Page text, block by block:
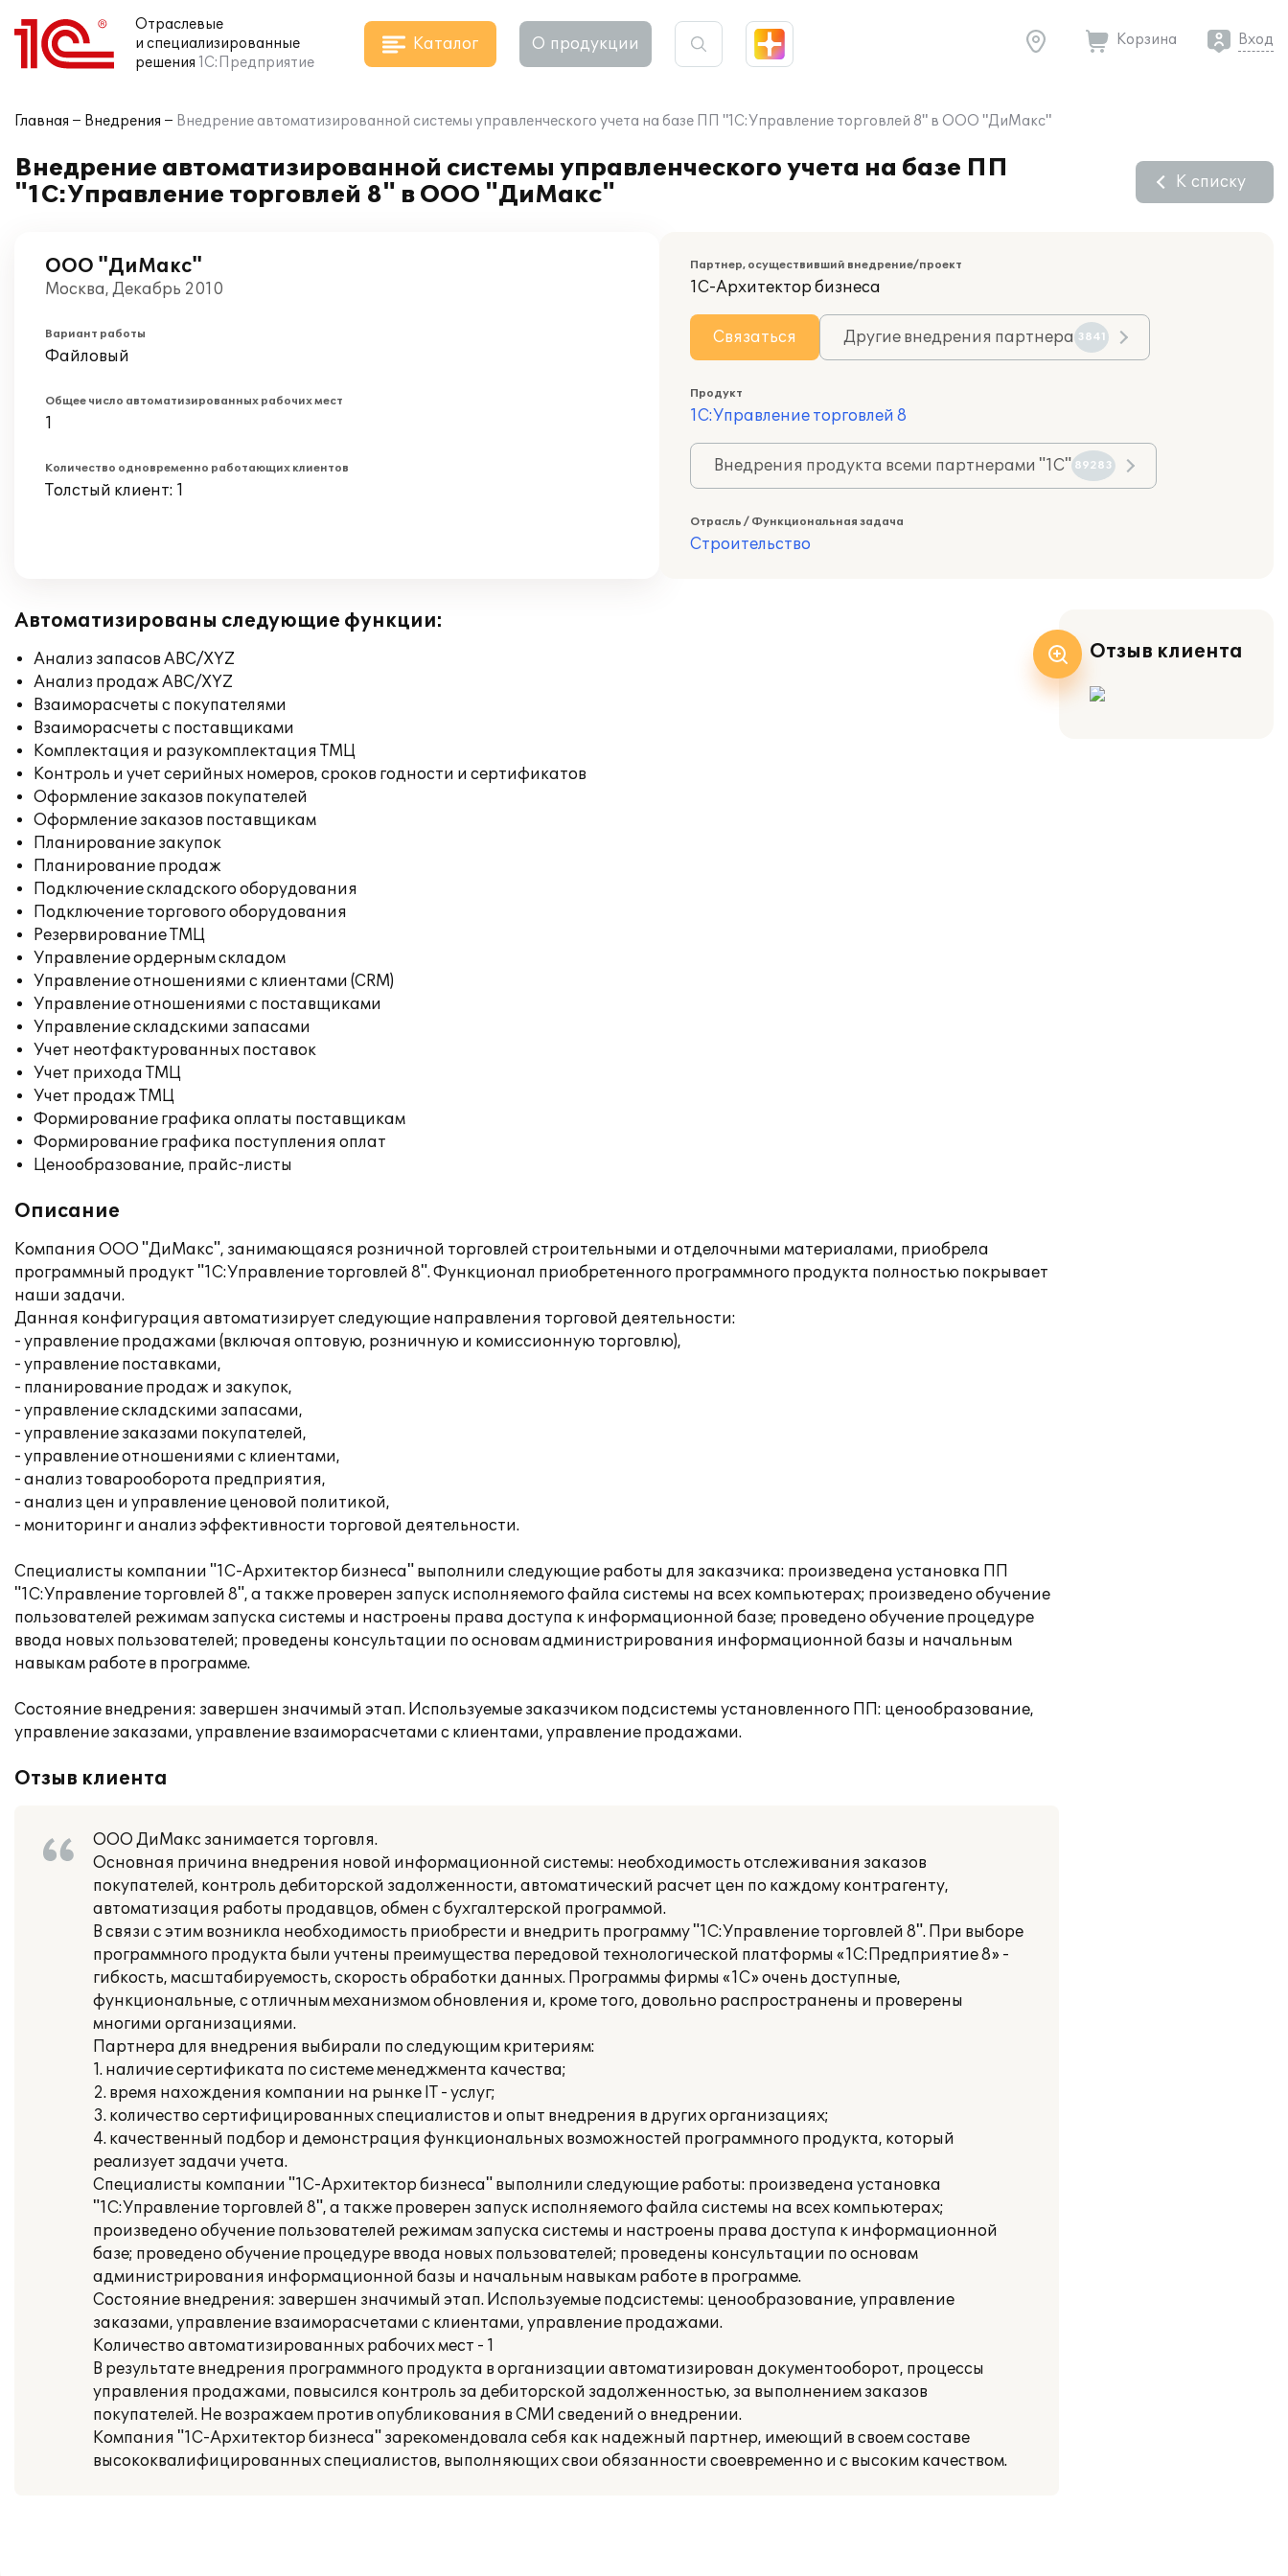
Отраслевые
и специализированные
решения 1С:Предприятие
Каталог О продукции Корзина Вход
Главная Внедрения Внедрение автоматизированной системы управленческого учета на базе ПП "1С:Управление торговлей 8" в ООО "ДиМакс"
Внедрение автоматизированной системы управленческого учета на базе ПП
"1С:Управление торговлей 8" в ООО "ДиМакс"
К списку
ООО "ДиМакс"
Москва, Декабрь 2010
Вариант работы
Файловый
Общее число автоматизированных рабочих мест
1
Количество одновременно работающих клиентов
Толстый клиент: 1
Партнер, осуществивший внедрение/проект
1С-Архитектор бизнеса
Связаться Другие внедрения партнера 3841
Продукт
1С:Управление торговлей 8
Внедрения продукта всеми партнерами "1С" 89283
Отрасль / Функциональная задача
Строительство
Автоматизированы следующие функции:
Анализ запасов ABC/XYZ
Анализ продаж ABC/XYZ
Взаиморасчеты с покупателями
Взаиморасчеты с поставщиками
Комплектация и разукомплектация ТМЦ
Контроль и учет серийных номеров, сроков годности и сертификатов
Оформление заказов покупателей
Оформление заказов поставщикам
Планирование закупок
Планирование продаж
Подключение складского оборудования
Подключение торгового оборудования
Резервирование ТМЦ
Управление ордерным складом
Управление отношениями с клиентами (CRM)
Управление отношениями с поставщиками
Управление складскими запасами
Учет неотфактурованных поставок
Учет прихода ТМЦ
Учет продаж ТМЦ
Формирование графика оплаты поставщикам
Формирование графика поступления оплат
Ценообразование, прайс-листы
Описание
Компания ООО "ДиМакс", занимающаяся розничной торговлей строительными и отделочными материалами, приобрела
программный продукт "1С:Управление торговлей 8". Функционал приобретенного программного продукта полностью покрывает
наши задачи.
Данная конфигурация автоматизирует следующие направления торговой деятельности:
- управление продажами (включая оптовую, розничную и комиссионную торговлю),
- управление поставками,
- планирование продаж и закупок,
- управление складскими запасами,
- управление заказами покупателей,
- управление отношениями с клиентами,
- анализ товарооборота предприятия,
- анализ цен и управление ценовой политикой,
- мониторинг и анализ эффективности торговой деятельности.
Специалисты компании "1С-Архитектор бизнеса" выполнили следующие работы для заказчика: произведена установка ПП
"1С:Управление торговлей 8", а также проверен запуск исполняемого файла системы на всех компьютерах; произведено обучение
пользователей режимам запуска системы и настроены права доступа к информационной базе; проведено обучение процедуре
ввода новых пользователей; проведены консультации по основам администрирования информационной базы и начальным
навыкам работе в программе.
Состояние внедрения: завершен значимый этап. Используемые заказчиком подсистемы установленного ПП: ценообразование,
управление заказами, управление взаиморасчетами с клиентами, управление продажами.
Отзыв клиента
ООО ДиМакс занимается торговля.
Основная причина внедрения новой информационной системы: необходимость отслеживания заказов
покупателей, контроль дебиторской задолженности, автоматический расчет цен по каждому контрагенту,
автоматизация работы продавцов, обмен с бухгалтерской программой.
В связи с этим возникла необходимость приобрести и внедрить программу "1С:Управление торговлей 8". При выборе
программного продукта были учтены преимущества передовой технологической платформы «1С:Предприятие 8» -
гибкость, масштабируемость, скорость обработки данных. Программы фирмы «1С» очень доступные,
функциональные, с отличным механизмом обновления и, кроме того, довольно распространены и проверены
многими организациями.
Партнера для внедрения выбирали по следующим критериям:
1. наличие сертификата по системе менеджмента качества;
2. время нахождения компании на рынке IT - услуг;
3. количество сертифицированных специалистов и опыт внедрения в других организациях;
4. качественный подбор и демонстрация функциональных возможностей программного продукта, который
реализует задачи учета.
Специалисты компании "1С-Архитектор бизнеса" выполнили следующие работы: произведена установка
"1С:Управление торговлей 8", а также проверен запуск исполняемого файла системы на всех компьютерах;
произведено обучение пользователей режимам запуска системы и настроены права доступа к информационной
базе; проведено обучение процедуре ввода новых пользователей; проведены консультации по основам
администрирования информационной базы и начальным навыкам работе в программе.
Состояние внедрения: завершен значимый этап. Используемые подсистемы: ценообразование, управление
заказами, управление взаиморасчетами с клиентами, управление продажами.
Количество автоматизированных рабочих мест - 1
В результате внедрения программного продукта в организации автоматизирован документооборот, процессы
управления продажами, повысился контроль за дебиторской задолженностью, за выполнением заказов
покупателей. Не возражаем против опубликования в СМИ сведений о внедрении.
Компания "1С-Архитектор бизнеса" зарекомендовала себя как надежный партнер, имеющий в своем составе
высококвалифицированных специалистов, выполняющих свои обязанности своевременно и с высоким качеством.
Отзыв клиента